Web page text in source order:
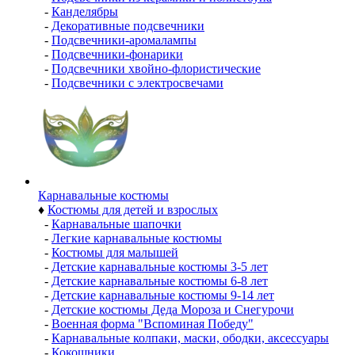
- Канделябры
- Декоративные подсвечники
- Подсвечники-аромалампы
- Подсвечники-фонарики
- Подсвечники хвойно-флористические
- Подсвечники с электросвечами
Карнавальные костюмы
♦ Костюмы для детей и взрослых
- Карнавальные шапочки
- Легкие карнавальные костюмы
- Костюмы для малышей
- Детские карнавальные костюмы 3-5 лет
- Детские карнавальные костюмы 6-8 лет
- Детские карнавальные костюмы 9-14 лет
- Детские костюмы Деда Мороза и Снегурочи
- Военная форма "Вспоминая Победу"
- Карнавальные колпаки, маски, ободки, аксессуары
- Кокошники